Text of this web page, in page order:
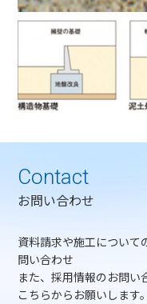
Contact
お問い合わせ
資料請求や施工について
問い合わせ
また、採用情報のお問い
こちらからお願いします。